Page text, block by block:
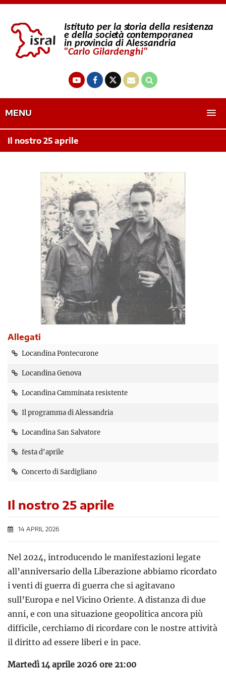
MENU
Il nostro 25 aprile
Allegati
Locandina Pontecurone
Locandina Genova
Locandina Camminata resistente
Il programma di Alessandria
Locandina San Salvatore
festa d'aprile
Concerto di Sardigliano
Il nostro 25 aprile
14 APRIL 2026
Nel 2024, introducendo le manifestazioni legate
all’anniversario della Liberazione abbiamo ricordato
i venti di guerra di guerra che si agitavano
sull’Europa e nel Vicino Oriente. A distanza di due
anni, e con una situazione geopolitica ancora più
difficile, cerchiamo di ricordare con le nostre attività
il diritto ad essere liberi e in pace.
Martedì 14 aprile 2026 ore 21:00